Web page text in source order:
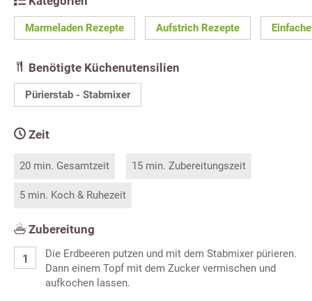
Marmeladen Rezepte Aufstrich Rezepte
Benötigte Küchenutensilien
Pürierstab - Stabmixer
Zeit
20 min. Gesamtzeit 15 min. Zubereitungszeit
5 min. Koch & Ruhezeit
Zubereitung
Die Erdbeeren putzen und mit dem Stabmixer pürieren.
Dann einem Topf mit dem Zucker vermischen und
aufkochen lassen.